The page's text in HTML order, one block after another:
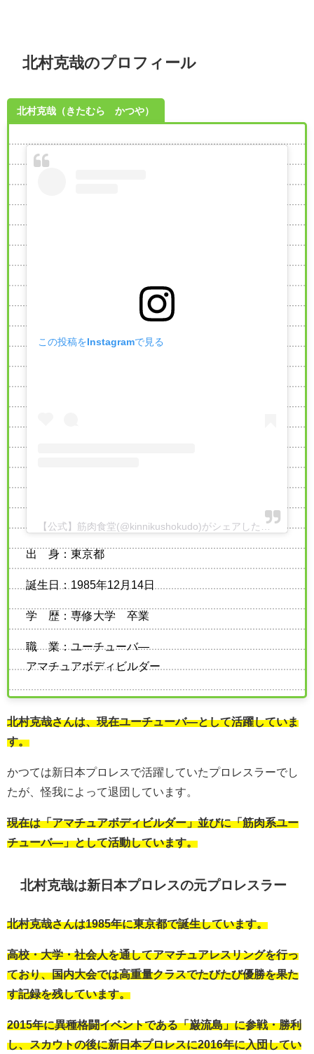
北村克哉のプロフィール
北村克哉（きたむら かつや）
この投稿をInstagramで見る
【公式】筋肉食堂(@kinnikushokudo)がシェアした投稿 -2018
出 身：東京都
誕生日：1985年12月14日
学 歴：専修大学 卒業
職 業：ユーチューバ―
アマチュアボディビルダー
北村克哉さんは、現在ユーチューバ―として活躍していま
す。
かつては新日本プロレスで活躍していたプロレスラーでし
たが、怪我によって退団しています。
現在は「アマチュアボディビルダー」並びに「筋肉系ユー
チューバ―」として活動しています。
北村克哉は新日本プロレスの元プロレスラー
北村克哉さんは1985年に東京都で誕生しています。
高校・大学・社会人を通してアマチュアレスリングを行っ
ており、国内大会では高重量クラスでたびたび優勝を果た
す記録を残しています。
2015年に異種格闘イベントである「巌流島」に参戦・勝利
し、スカウトの後に新日本プロレスに2016年に入団してい